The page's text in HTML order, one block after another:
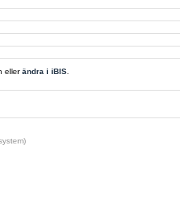
ellerändra i iBIS